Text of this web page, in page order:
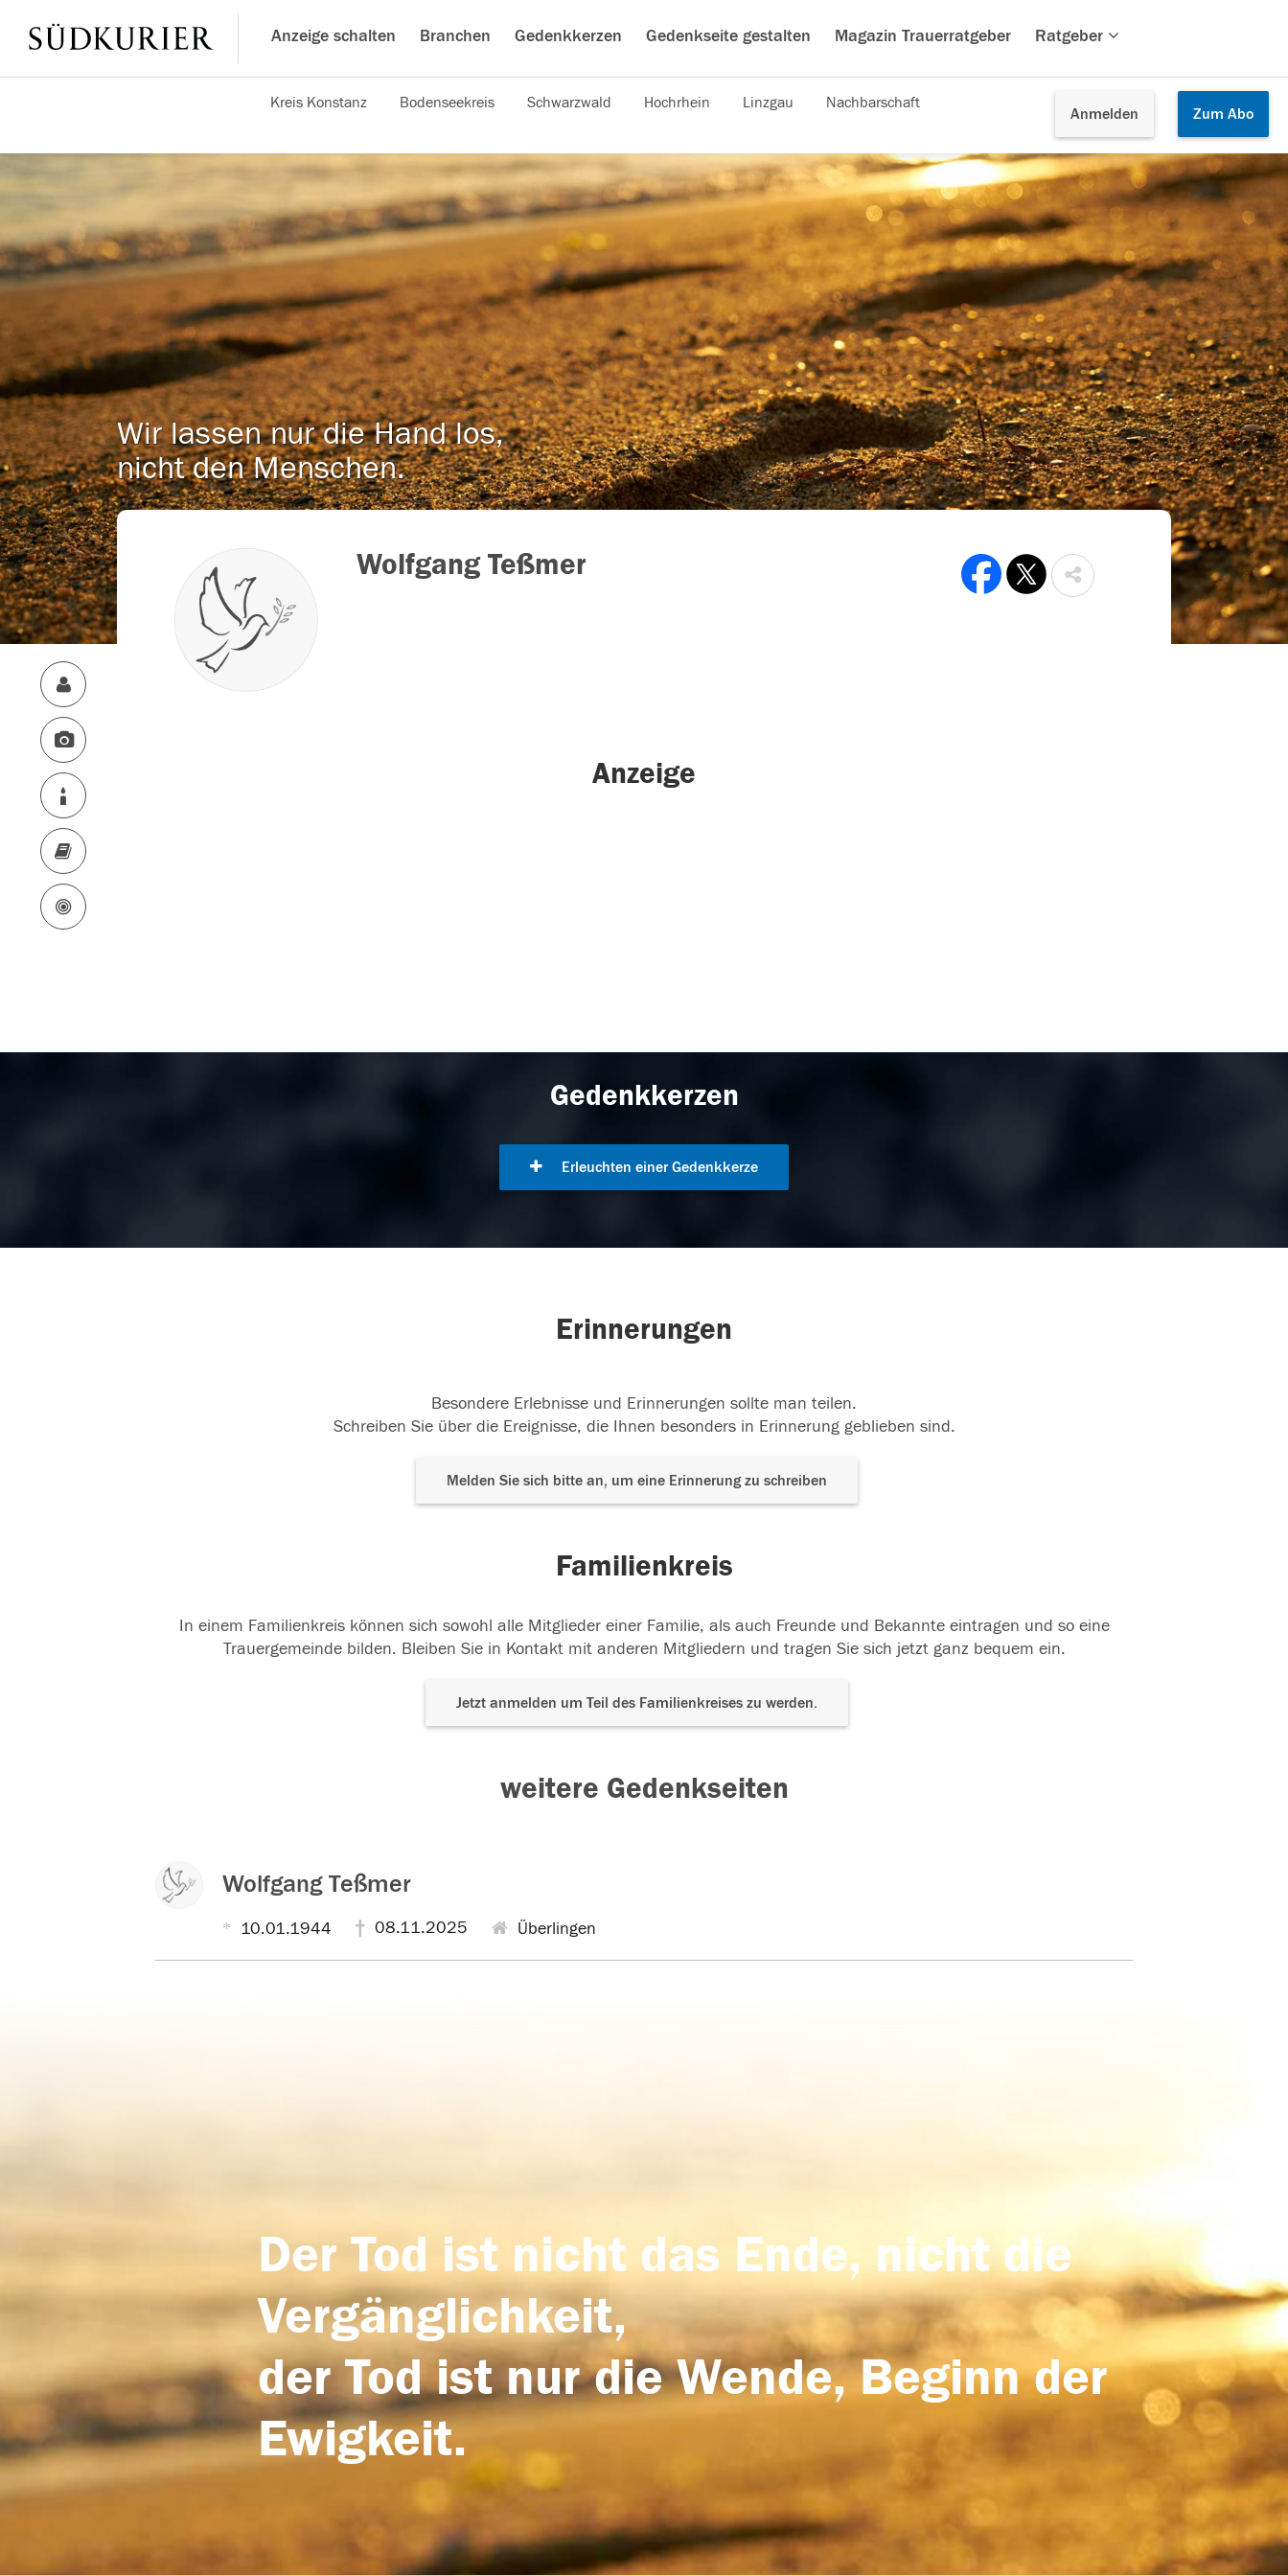
Anzeige schalten Branchen Gedenkkerzen Gedenkseite gestalten Magazin Trauerratgeber Ratgeber
Anmelden Zum Abo
Kreis Konstanz Bodenseekreis Schwarzwald Hochrhein Linzgau Nachbarschaft
Wir lassen nur die Hand los,
nicht den Menschen.
Wolfgang Teßmer
Anzeige
Gedenkkerzen
Erleuchten einer Gedenkkerze
Erinnerungen
Besondere Erlebnisse und Erinnerungen sollte man teilen.
Schreiben Sie über die Ereignisse, die Ihnen besonders in Erinnerung geblieben sind.
Melden Sie sich bitte an, um eine Erinnerung zu schreiben
Familienkreis
In einem Familienkreis können sich sowohl alle Mitglieder einer Familie, als auch Freunde und Bekannte eintragen und so eine
Trauergemeinde bilden. Bleiben Sie in Kontakt mit anderen Mitgliedern und tragen Sie sich jetzt ganz bequem ein.
Jetzt anmelden um Teil des Familienkreises zu werden.
weitere Gedenkseiten
Wolfgang Teßmer
10.01.1944 08.11.2025 Überlingen
Der Tod ist nicht das Ende, nicht die
Vergänglichkeit,
der Tod ist nur die Wende, Beginn der
Ewigkeit.